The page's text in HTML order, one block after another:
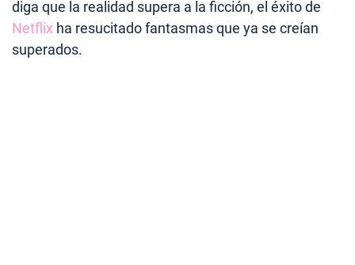
diga que la realidad supera a la ficción, el éxito de
Netflix ha resucitado fantasmas que ya se creían
superados.